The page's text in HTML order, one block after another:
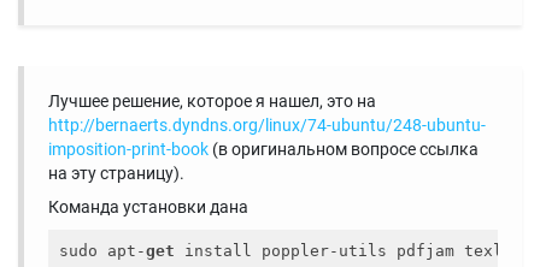
Лучшее решение, которое я нашел, это на
http://bernaerts.dyndns.org/linux/74-ubuntu/248-ubuntu-
imposition-print-book (в оригинальном вопросе ссылка
на эту страницу).
Команда установки дана
sudo apt-get